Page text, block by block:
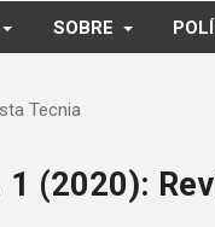
SOBRE
Tecnia
1 (2020):